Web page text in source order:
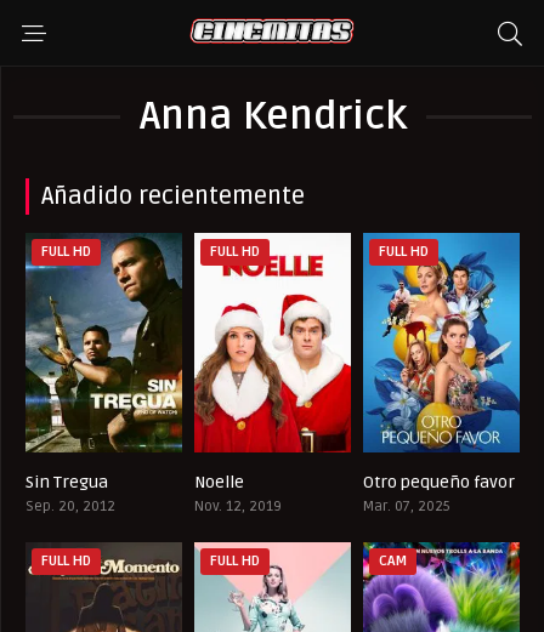
Anna Kendrick
Añadido recientemente
FULL HD
Sin Tregua
Sep. 20, 2012
FULL HD
Noelle
Nov. 12, 2019
5.5
FULL HD
Otro pequeño favor
Mar. 07, 2025
FULL HD FULL HD CAM